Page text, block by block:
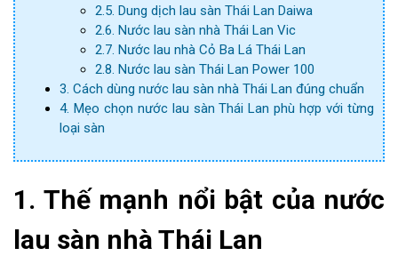
2.5. Dung dịch lau sàn Thái Lan Daiwa
2.6. Nước lau sàn nhà Thái Lan Vic
2.7. Nước lau nhà Cỏ Ba Lá Thái Lan
2.8. Nước lau sàn Thái Lan Power 100
3. Cách dùng nước lau sàn nhà Thái Lan đúng chuẩn
4. Mẹo chọn nước lau sàn Thái Lan phù hợp với từng
loại sàn
1. Thế mạnh nổi bật của nước
lau sàn nhà Thái Lan